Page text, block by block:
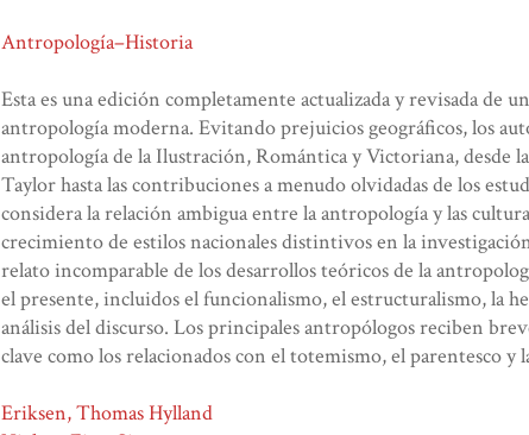
Antropología–Historia
Esta es una edición completamente actualizada y revisada de
antropología moderna. Evitando prejuicios geográficos, los
antropología de la Ilustración, Romántica y Victoriana, desde
Taylor hasta las contribuciones a menudo olvidadas de los
considera la relación ambigua entre la antropología y las
crecimiento de estilos nacionales distintivos en la
relato incomparable de los desarrollos teóricos de la
el presente, incluidos el funcionalismo, el estructuralismo, la
análisis del discurso. Los principales antropólogos reciben
clave como los relacionados con el totemismo, el parentesco y
Eriksen, Thomas Hylland